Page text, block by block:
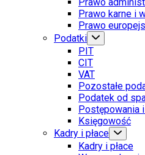
Prawo karne i
Prawo
Podatki
PIT
CIT
VAT
Pozostałe
Podatek od
Postępowania
Księgowość
Kadry i płace
Kadry i płace